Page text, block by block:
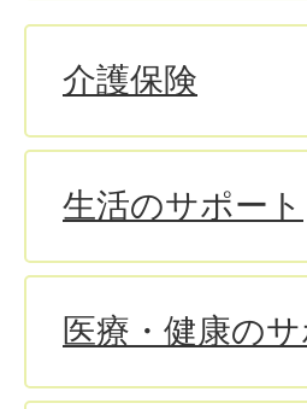
介護保険
生活のサポート
医療・健康のサ